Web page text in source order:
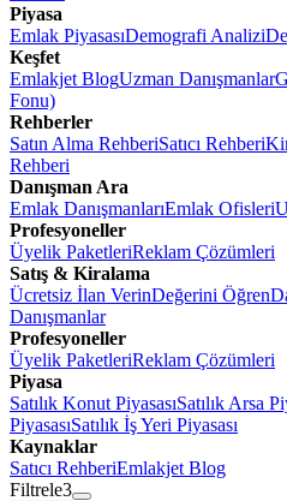
Piyasa
Emlak PiyasasıDemografi Analizi
Keşfet
Emlakjet BlogUzman Danışmanlar
Fonu)
Rehberler
Satın Alma RehberiSatıcı Rehberi
Rehberi
Danışman Ara
Emlak DanışmanlarıEmlak Ofisleri
Profesyoneller
Üyelik PaketleriReklam Çözümleri
Satış & Kiralama
Ücretsiz İlan VerinDeğerini Öğren
Danışmanlar
Profesyoneller
Üyelik PaketleriReklam Çözümleri
Piyasa
Satılık Konut PiyasasıSatılık Arsa
PiyasasıSatılık İş Yeri Piyasası
Kaynaklar
Satıcı RehberiEmlakjet Blog
Filtrele3